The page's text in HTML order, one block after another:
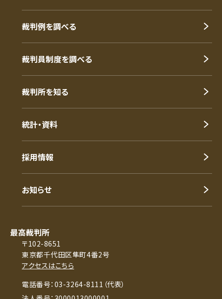
裁判例を調べる
裁判員制度を調べる
裁判所を知る
統計・資料
採用情報
お知らせ
最高裁判所
〒102-8651
東京都千代田区隼町4番2号
アクセスはこちら
電話番号：03-3264-8111（代表）